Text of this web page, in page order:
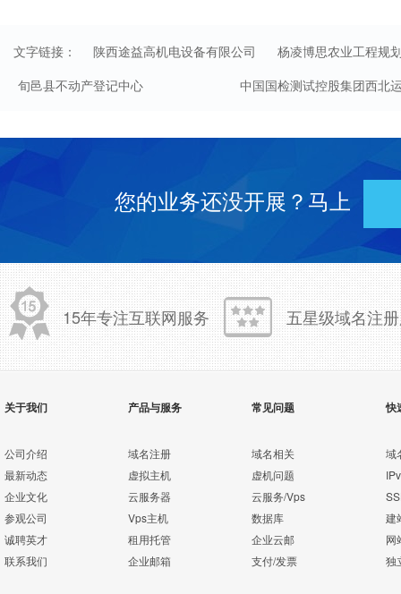
文字链接： 陕西途益高机电设备有限公司
杨凌博思农业工程规
旬邑县不动产登记中心
中国国检测试控股集团西北
您的业务还没开展？马上
15年专注互联网服务 五星级域名注
关于我们
公司介绍
最新动态
企业文化
参观公司
诚聘英才
联系我们
产品与服务
域名注册
虚拟主机
云服务器
Vps主机
租用托管
企业邮箱
常见问题
域名相关
虚机问题
云服务/Vps
数据库
企业云邮
支付/发票
快
域
建
网
独